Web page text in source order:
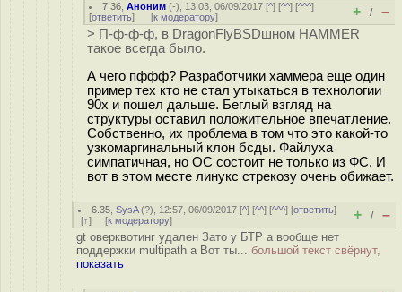
7.36 ,Аноним (-), 13:03, 06/09/2017 [^] [^^] [^^^]
[ответить] [к модератору] + / –
> П-ф-ф-ф, в DragonFlyBSDшном HAMMER
такое всегда было.
А чего пффф? Разработчики хаммера еще один
пример тех кто не стал утыкаться в технологии
90х и пошел дальше. Беглый взгляд на
структуры оставил положительное впечатление.
Собственно, их проблема в том что это какой-то
узкомаргинальный клон бсды. Файлуха
симпатичная, но ОС состоит не только из ФС. И
вот в этом месте линукс стрекозу очень обижает.
6.35 ,SysA(?), 12:57, 06/09/2017 [^] [^^] [^^^] [ответить]
[↑] [к модератору] + / –
gt оверквотинг удален Зато у БТР а вообще нет
поддержки multipath а Вот ты... большой текст свёрнут,
показать